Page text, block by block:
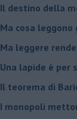
​Il destino della
Ma cosa leggono
Ma leggere
​Una lapide è per
Il teorema di
I monopoli